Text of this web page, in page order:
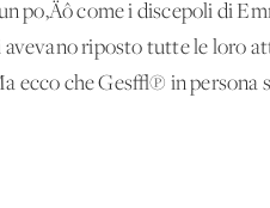
po‚Äô come i discepoli di
riposto tutte le loro
ecco che Ges√π in